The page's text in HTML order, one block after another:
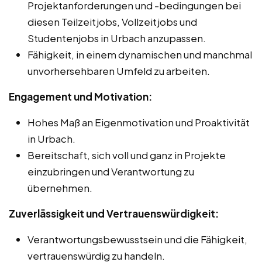
Projektanforderungen und -bedingungen bei
diesen Teilzeitjobs, Vollzeitjobs und
Studentenjobs in Urbach anzupassen.
Fähigkeit, in einem dynamischen und manchmal
unvorhersehbaren Umfeld zu arbeiten.
Engagement und Motivation:
Hohes Maß an Eigenmotivation und Proaktivität
in Urbach.
Bereitschaft, sich voll und ganz in Projekte
einzubringen und Verantwortung zu
übernehmen.
Zuverlässigkeit und Vertrauenswürdigkeit:
Verantwortungsbewusstsein und die Fähigkeit,
vertrauenswürdig zu handeln.